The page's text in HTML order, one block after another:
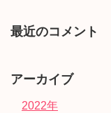
最近のコメント
アーカイブ
2022年